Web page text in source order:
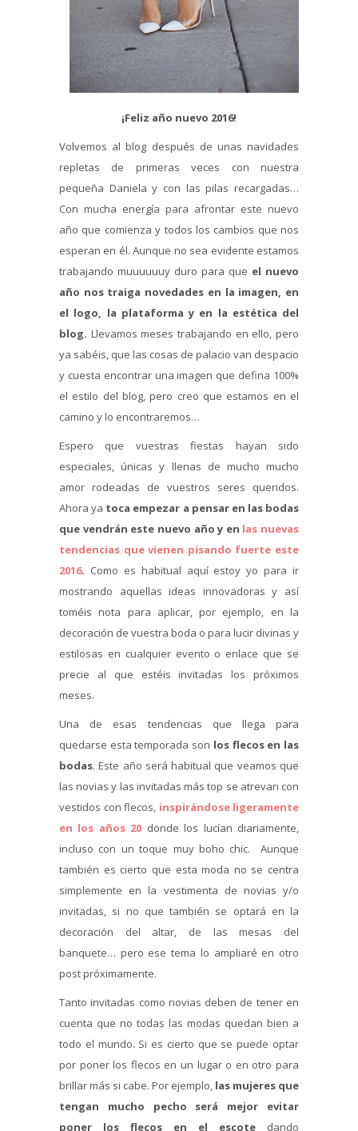
¡Feliz año nuevo 2016!
Volvemos al blog después de unas navidades
repletas de primeras veces con nuestra
pequeña Daniela y con las pilas recargadas…
Con mucha energía para afrontar este nuevo
año que comienza y todos los cambios que nos
esperan en él. Aunque no sea evidente estamos
trabajando muuuuuuy duro para que el nuevo
año nos traiga novedades en la imagen, en
el logo, la plataforma y en la estética del
blog. Llevamos meses trabajando en ello, pero
ya sabéis, que las cosas de palacio van despacio
y cuesta encontrar una imagen que defina 100%
el estilo del blog, pero creo que estamos en el
camino y lo encontraremos…
Espero que vuestras fiestas hayan sido
especiales, únicas y llenas de mucho mucho
amor rodeadas de vuestros seres queridos.
Ahora ya toca empezar a pensar en las bodas
que vendrán este nuevo año y en las nuevas
tendencias que vienen pisando fuerte este
2016. Como es habitual aquí estoy yo para ir
mostrando aquellas ideas innovadoras y así
toméis nota para aplicar, por ejemplo, en la
decoración de vuestra boda o para lucir divinas y
estilosas en cualquier evento o enlace que se
precie al que estéis invitadas los próximos
meses.
Una de esas tendencias que llega para
quedarse esta temporada son los flecos en las
bodas. Este año será habitual que veamos que
las novias y las invitadas más top se atrevan con
vestidos con flecos, inspirándose ligeramente
en los años 20 donde los lucían diariamente,
incluso con un toque muy boho chic. Aunque
también es cierto que esta moda no se centra
simplemente en la vestimenta de novias y/o
invitadas, si no que también se optará en la
decoración del altar, de las mesas del
banquete… pero ese tema lo ampliaré en otro
post próximamente.
Tanto invitadas como novias deben de tener en
cuenta que no todas las modas quedan bien a
todo el mundo. Si es cierto que se puede optar
por poner los flecos en un lugar o en otro para
brillar más si cabe. Por ejemplo, las mujeres que
tengan mucho pecho será mejor evitar
poner los flecos en el escote dando